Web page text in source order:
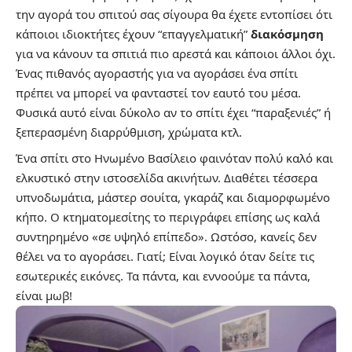
την αγορά του σπιτού σας σίγουρα θα έχετε εντοπίσει ότι
κάποιοι ιδιοκτήτες έχουν “επαγγελματική” διακόσμηση
για να κάνουν τα σπιτιά πιο αρεστά και κάποιοι άλλοι όχι.
Ένας πιθανός αγοραστής για να αγοράσει ένα σπίτι
πρέπει να μπορεί να φανταστεί τον εαυτό του μέσα.
Φυσικά αυτό είναι δύκολο αν το σπίτι έχει “παραξενιές” ή
ξεπερασμένη διαρρύθμιση, χρώματα κτλ.
Ένα σπίτι στο Ηνωμένο Βασίλειο φαινόταν πολύ καλό και
ελκυστικό στην ιστοσελίδα ακινήτων. Διαθέτει τέσσερα
υπνοδωμάτια, μάστερ σουίτα, γκαράζ και διαμορφωμένο
κήπο. Ο κτηματομεσίτης το περιγράφει επίσης ως καλά
συντηρημένο «σε υψηλό επίπεδο». Ωστόσο, κανείς δεν
θέλει να το αγοράσει. Γιατί; Είναι λογικό όταν δείτε τις
εσωτερικές εικόνες. Τα πάντα, και εννοούμε τα πάντα,
είναι μωβ!